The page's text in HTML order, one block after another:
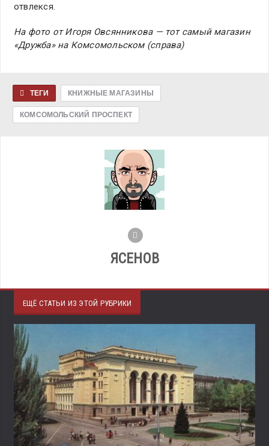
отвлекся.
На фото от Игоря Овсянникова — тот самый магазин
«Дружба» на Комсомольском (справа)
ТЕГИ КНИЖНЫЕ МАГАЗИНЫ
КОМСОМОЛЬСКИЙ ПРОСПЕКТ
ЯСЕНОВ
ЕЩЁ СТАТЬИ ИЗ ЭТОЙ РУБРИКИ